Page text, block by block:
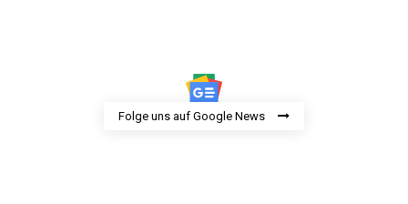
Folge uns auf Google News